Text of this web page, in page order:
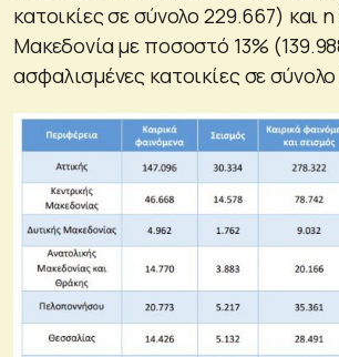
κατοικίες σε σύνολο 229.667) και
Μακεδονία µε ποσοστό 13%
ασφαλισµένες κατοικίες σε